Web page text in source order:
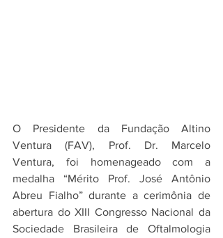
O Presidente da Fundação Altino
Ventura (FAV), Prof. Dr. Marcelo
Ventura, foi homenageado com a
medalha “Mérito Prof. José Antônio
Abreu Fialho” durante a cerimônia de
abertura do XIII Congresso Nacional da
Sociedade Brasileira de Oftalmologia